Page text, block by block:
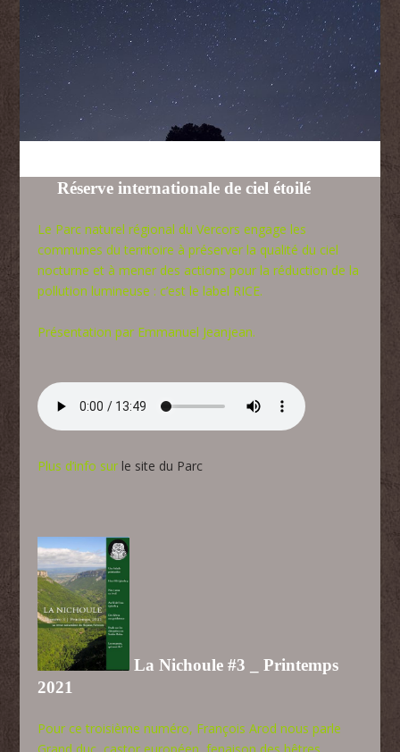
Réserve internationale de ciel étoilé
Le Parc naturel régional du Vercors engage les
communes du territoire à préserver la qualité du ciel
nocturne et à mener des actions pour la réduction de la
pollution lumineuse : c’est le label RICE.
Présentation par Emmanuel Jeanjean.
Plus d’info sur le site du Parc
La Nichoule #3 _ Printemps
2021
Pour ce troisième numéro, François Arod nous parle